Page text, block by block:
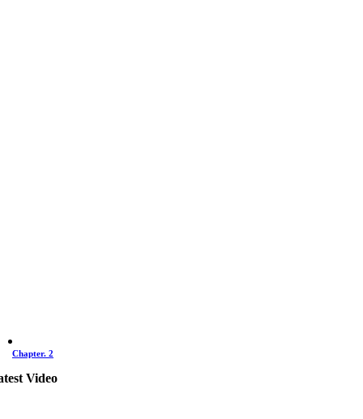
Chapter. 2
Video